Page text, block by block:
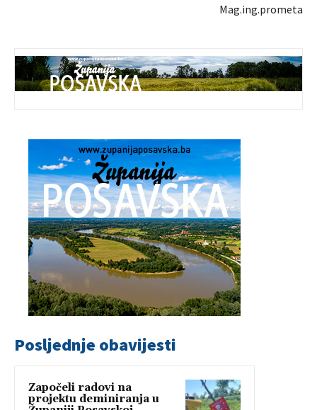
Mag.ing.prometa
Posljednje obavijesti
Započeli radovi na
projektu deminiranja u